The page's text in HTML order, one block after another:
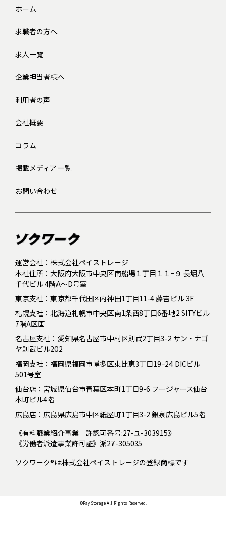
ホーム
求職者の方へ
求人一覧
企業担当者様へ
利用者の声
会社概要
コラム
掲載メディア一覧
お問い合わせ
運営会社：株式会社ペイストレージ
本社住所：大阪府大阪市中央区南船場１丁目１１−９ 長堀八
千代ビル 4階A～D号室
東京支社：東京都千代田区内神田1丁目11-4 藤吉ビル 3F
札幌支社：北海道札幌市中央区南1条西8丁目6番地2 SITYビル
7階A区画
名古屋支社：愛知県名古屋市中村区則武2丁目3-2 サン・ナゴ
ヤ則武ビル202
福岡支社：福岡県福岡市博多区東比恵3丁目19ｰ24 DICビル
501号室
仙台店：宮城県仙台市青葉区本町1丁目9-6 フージャース仙台
本町ビル4階
広島店：広島県広島市中区紙屋町1丁目3-2 銀泉広島ビル5階
《有料職業紹介事業 許認可番号:27-ユ-303915》
《労働者派遣事業許可証》派27-305035
ソクワーク®は株式会社ペイストレージの登録商標です
©Pay Storage All Rights Reserved.